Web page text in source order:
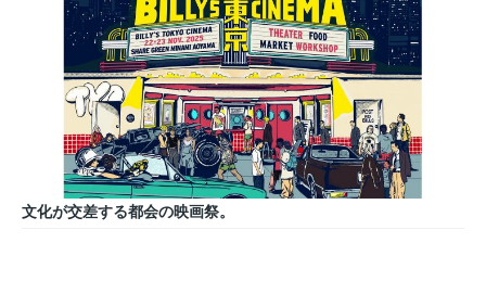
文化が交差する都会の映画祭。